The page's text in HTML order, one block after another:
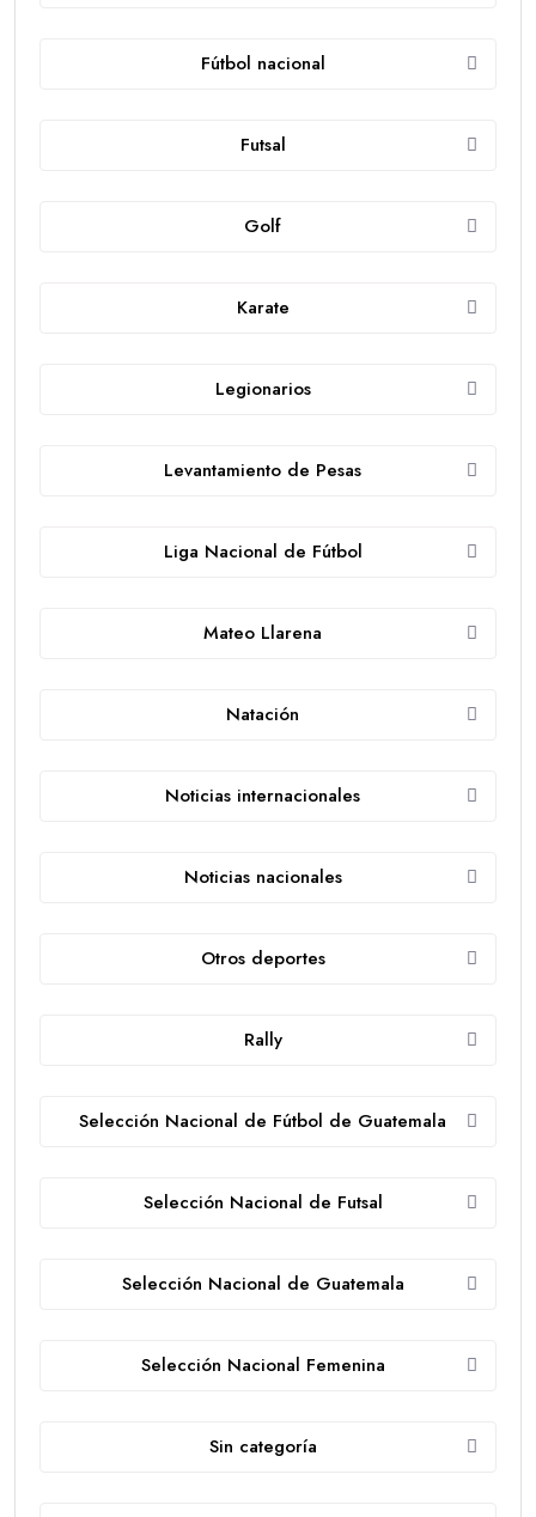
Fútbol nacional
Futsal
Golf
Karate
Legionarios
Levantamiento de Pesas
Liga Nacional de Fútbol
Mateo Llarena
Natación
Noticias internacionales
Noticias nacionales
Otros deportes
Rally
Selección Nacional de Fútbol de Guatemala
Selección Nacional de Futsal
Selección Nacional de Guatemala
Selección Nacional Femenina
Sin categoría